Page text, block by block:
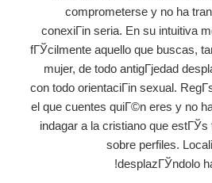
comprometerse y no ha
conexiГіn seria. En su intuitiva
fГЎcilmente aquello que buscas,
mujer, de todo antigГјedad
con todo orientaciГіn sexual.
el que cuentes quiГ©n eres y no
indagar a la cristiano que
sobre perfiles.
desplazГЎndolo